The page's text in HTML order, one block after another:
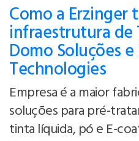
Como a Erzinger
infraestrutura de
Domo Soluções
Technologies
Empresa é a maior
soluções para pré-
tinta líquida, pó e E-